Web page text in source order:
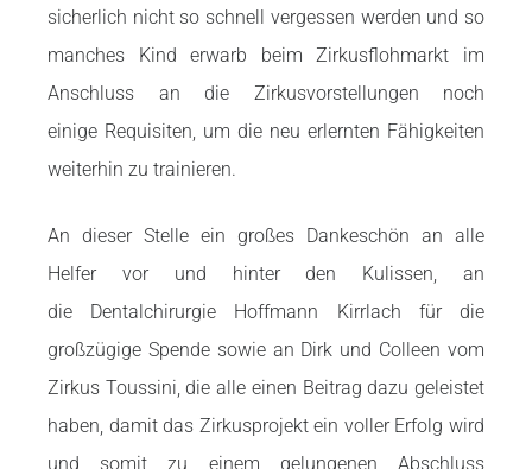
sicherlich nicht so schnell vergessen werden und so
manches Kinderwarb beim Zirkusflohmarkt im
Anschluss an die Zirkusvorstellungen noch
einige Requisiten, um die neu erlernten Fähigkeiten
weiterhin zu trainieren.
An dieser Stelle ein großes Dankeschön an alle
Helfer vor und hinter den Kulissen, an
die Dentalchirurgie Hoffmann Kirrlach für die
großzügige Spende sowie an Dirk und Colleen vom
Zirkus Toussini, die alle einen Beitrag dazu geleistet
haben, damit das Zirkusprojekt ein voller Erfolg wird
und somit zu einem gelungenen Abschluss